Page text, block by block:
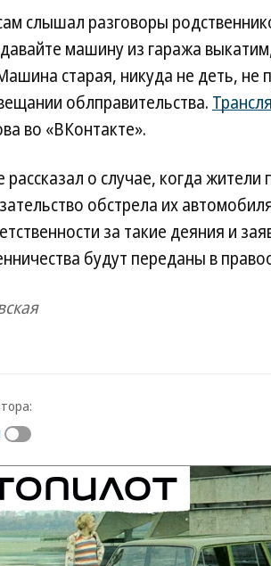
слышал разговоры
машину из гаража
старая, никуда не деть, не
облправительства.
во «ВКонтакте».
рассказал о случае, когда
обстрела их
за такие деяния и
будут переданы в